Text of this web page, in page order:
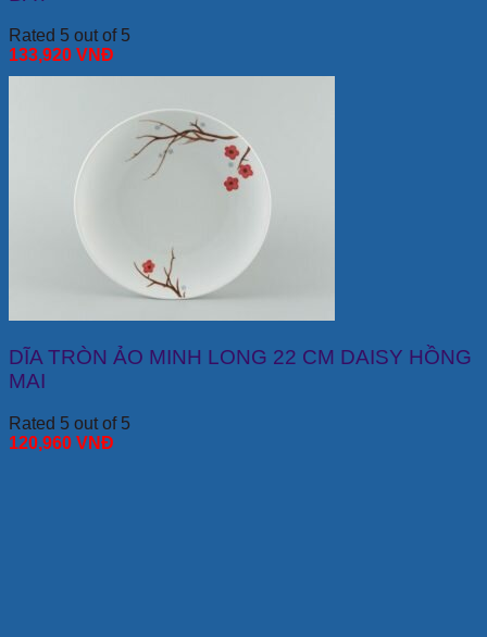
Rated 5 out of 5
133,920 VNĐ
DĨA TRÒN ẢO MINH LONG 22 CM DAISY HỒNG
MAI
Rated 5 out of 5
120,960 VNĐ